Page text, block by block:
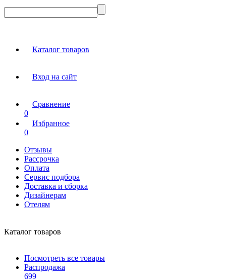
Каталог товаров
Вход на сайт
Сравнение
0
Избранное
0
Отзывы
Рассрочка
Оплата
Сервис подбора
Доставка и сборка
Дизайнерам
Отелям
Каталог товаров
Посмотреть все товары
Распродажа
699